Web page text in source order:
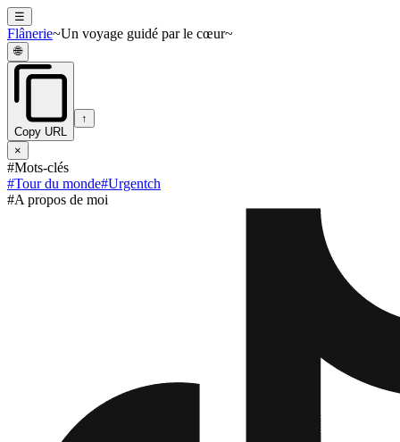
☰
Flânerie~Un voyage guidé par le cœur~
🌐
Copy URL
↑
×
#Mots-clés
#Tour du monde#Urgentch
#A propos de moi